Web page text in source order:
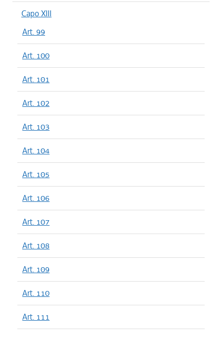
Capo XIII
Art. 99
Art. 100
Art. 101
Art. 102
Art. 103
Art. 104
Art. 105
Art. 106
Art. 107
Art. 108
Art. 109
Art. 110
Art. 111